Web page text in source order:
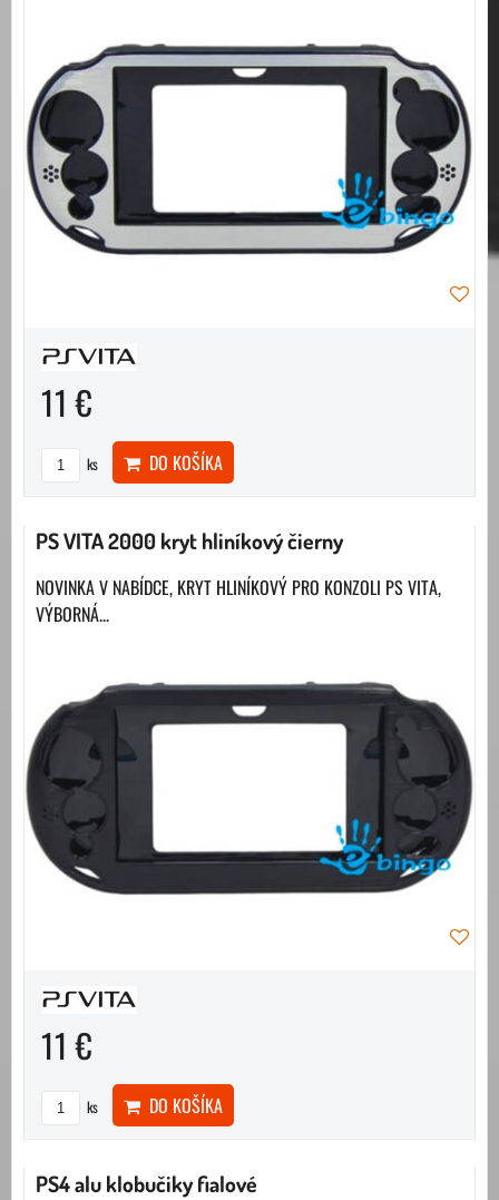
11 €
ks DO KOŠÍKA
PS VITA 2000 kryt hliníkový čierny
NOVINKA V NABÍDCE, KRYT HLINÍKOVÝ PRO KONZOLI PS VITA,
VÝBORNÁ...
11 €
ks DO KOŠÍKA
PS4 alu klobučiky fialové